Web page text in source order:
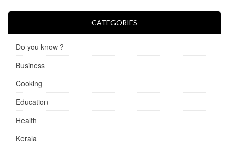
CATEGORIES
Do you know ?
Business
Cooking
Education
Health
Kerala